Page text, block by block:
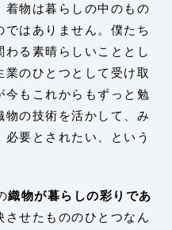
着物は暮らしの中のもの
はありません。僕たち
る素晴らしいこととし
のひとつとして受け取
今もこれからもずっと勉
の技術を活かして、み
要とされたい、という
織物が暮らしの彩りであ
させたもののひとつなん